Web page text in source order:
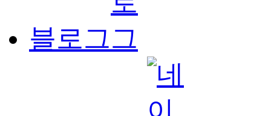
블로그